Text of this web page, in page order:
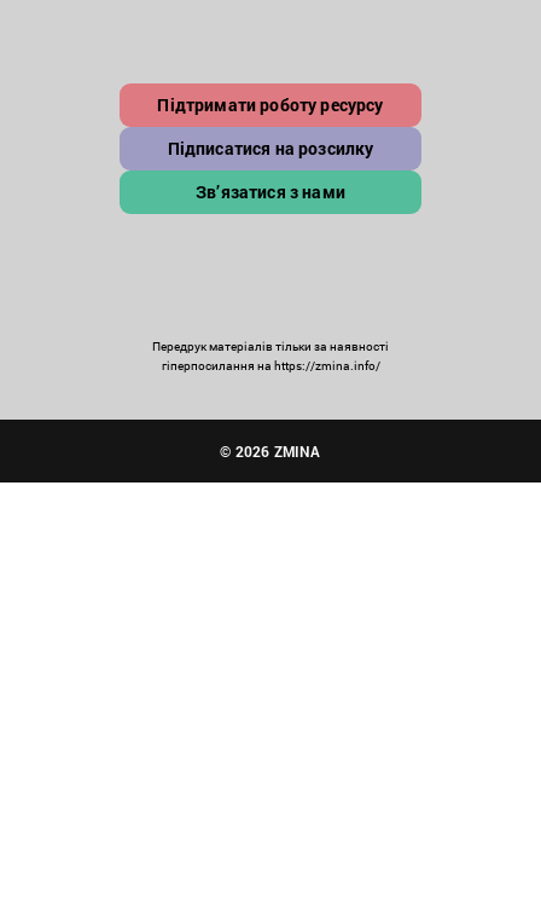
Підтримати роботу ресурсу
Підписатися на розсилку
Зв’язатися з нами
Передрук матеріалів тільки за наявності
гіперпосилання на https://zmina.info/
© 2026 ZMINA